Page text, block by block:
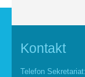
Kontakt
Telefon